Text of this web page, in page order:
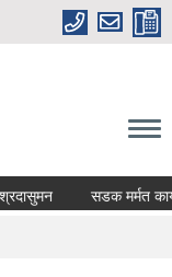
सडक मर्मत